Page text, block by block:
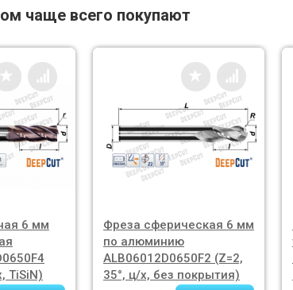
чаще всего покупают
6 мм
TiSiN)
Фреза сферическая 6 мм
по алюминию
ALB06012D0650F2 (Z=2,
35°, ц/х, без покрытия)